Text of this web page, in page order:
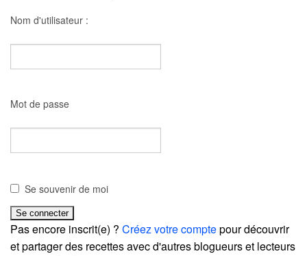
Nom d'utilisateur :
Mot de passe
Se souvenir de moi
Pas encore inscrit(e) ? Créez votre comptepour découvrir
et partager des recettes avec d'autres blogueurs et lecteurs